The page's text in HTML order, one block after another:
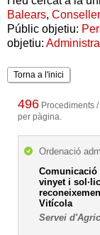
Balears,
Públic objetiu:
objetiu:
Torna a l'inici
496 Procediments
per pàgina.
Ordenació
Comunicació
vinyet i
Vitícola
Servei